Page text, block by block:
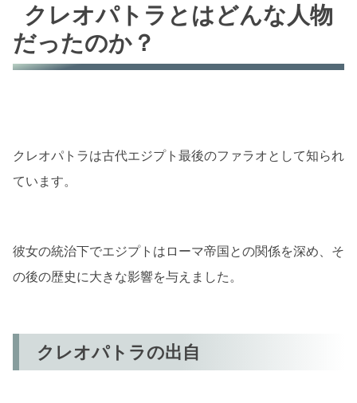
彼女の業績
クレオパトラの性格に迫る
クレオパトラとローマ帝国
クレオパトラの遺産
文化的遺産
今、私たちがクレオパトラから学べること
野心と決断力
クレオパトラとはどんな人物
だったのか？
クレオパトラは古代エジプト最後のファラオとして知られ
ています。
彼女の統治下でエジプトはローマ帝国との関係を深め、そ
の後の歴史に大きな影響を与えました。
クレオパトラの出自